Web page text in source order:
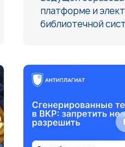
платформе и
библиотечной